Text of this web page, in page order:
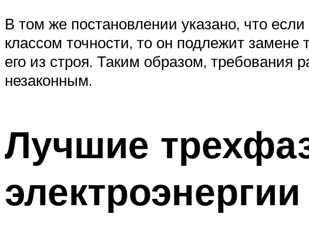
В том же постановлении указано, что
классом точности, то он подлежит
его из строя. Таким образом, требования
незаконным.
Лучшие
электроэнергии